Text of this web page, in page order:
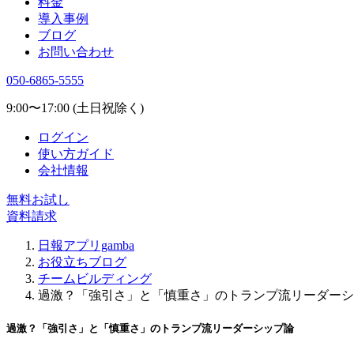
導入事例
ブログ
お問い合わせ
050-6865-5555
9:00〜17:00 (土日祝除く)
ログイン
使い方ガイド
会社情報
無料お試し
資料請求
日報アプリgamba
お役立ちブログ
チームビルディング
過激？「強引さ」と「慎重さ」のトランプ流リーダー
過激？「強引さ」と「慎重さ」のトランプ流リーダーシップ論